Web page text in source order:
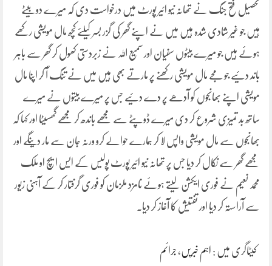
تحصیل فتح جنگ نے تھانہ نیو ائیر پورٹ میں درخواست دی کہ میرے دو بیٹے
ہیں جو غیر شادی شدہ ہیں میں نے اپنے گھر کی گزر بسر کیلئے کچھ مال مویشی رکھے
ہوئے ہیں جو میرے بیٹوں سفیان اور سمیع اللہ نے زبردستی کھول کر گھر سے باہر
باند دئیے جو مجے مال مویشی رکھنے پر مارتے بھی ہیں میں نے تنگ آ کر اپنا مال
مویشی اپنے بھانجوں کو آدھے پر دے دئیے جس پر میرے بیتوں نے میرے
ساتھ بد تمیزی شروع کر دی میرے ڈوپٹے سے مجھے باندھ کر مجھے گھسیٹا اور کہا کہ
بھانجوں سے مال مویشی واپس لا کر ہمارے حوالے کرو ورنہ جان سے مار دینگے اور
مجھے گھر سے نکال کر دیا جس پر تھانہ نیو ائیر پورٹ پولیس کے ایس ایچ او ملک
محمد نعیم نے فوری ایکشن لیتے ہوئے نامزد ملزمان کو فوری گرفتار کر کے آہنی زیور
سے آراستہ کر دیا اور تفتیش کا آغاز کر دیا۔
کیٹاگری میں : اہم خبریں ، جرائم